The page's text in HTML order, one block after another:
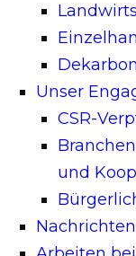
Unser
CSR-
und